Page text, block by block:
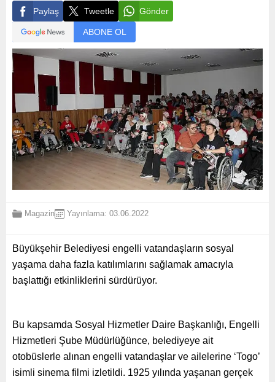
Paylaş Tweetle Gönder
ABONE OL
Magazin Yayınlama: 03.06.2022
Büyükşehir Belediyesi engelli vatandaşların sosyal
yaşama daha fazla katılımlarını sağlamak amacıyla
başlattığı etkinliklerini sürdürüyor.
Bu kapsamda Sosyal Hizmetler Daire Başkanlığı, Engelli
Hizmetleri Şube Müdürlüğünce, belediyeye ait
otobüslerle alınan engelli vatandaşlar ve ailelerine ‘Togo’
isimli sinema filmi izletildi. 1925 yılında yaşanan gerçek